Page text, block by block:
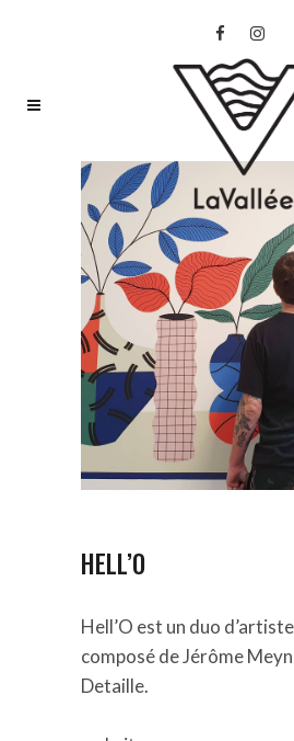
HELL’O
Hell’O est un duo
composé de Jérôme
Detaille.